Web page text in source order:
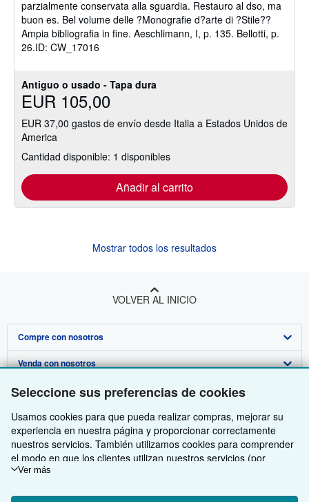
Seleccione sus preferencias de cookies
Usamos cookies para que pueda realizar compras, mejorar su
experiencia en nuestra página y proporcionar correctamente
nuestros servicios. También utilizamos cookies para comprender
el modo en que los clientes utilizan nuestros servicios (por
ejemplo, midiendo las visitas al sitio) y así poder realizar mejoras.
para mostrar contenido relevante en los anuncios y medir el
Ver más
Antiguo o usado - Tapa dura
EUR 105,00
EUR 37,00 gastos de envío desde Italia a Estados Unidos de
America
Cantidad disponible: 1 disponibles
Añadir al carrito
estrellas
parzialmente conservata alla sguardia. Restauro al dso, ma
buon es. Bel volume delle ?Monografie d?arte di ?Stile??
Ampia bibliografia in fine. Aeschlimann, I, p. 135. Bellotti, p.
26.ID: CW_17016
Mostrar todos los resultados
VOLVER AL INICIO
Compre con nosotros
Búsqueda avanzada
Colecciones
Mi cuenta
Mis pedidos
Ver carrito
Venda con nosotros
Comenzar a vender
Únase a nuestro programa de afiliados
Recomiende un vendedor
Sobre nosotros
Sobre IberLibro
Medios
Empleo
Política de Privacidad
Obtener Ayuda
Preguntas frecuentes y guías
Atención al Cliente
Otras compañías de AbeBooks
AbeBooks.com
AbeBooks.co.uk
Siga a IberLibro